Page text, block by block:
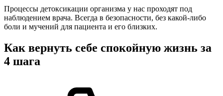
Процессы детоксикации организма у нас проходят под
наблюдением врача. Всегда в безопасности, без какой-либо
боли и мучений для пациента и его близких.
Как вернуть себе спокойную жизнь за
4 шага